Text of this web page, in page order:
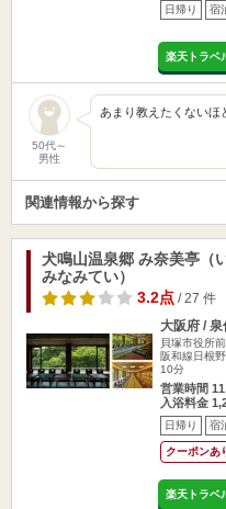
日帰り 宿
楽天トラベ
50代～
男性
あまり教えたくないほ
関連情報から探す
犬鳴山温泉郷 み奈美亭（
みなみてい）
3.2点/ 27 件
大阪府 /
貝塚市役所
阪和線日根
10分
営業時間
入浴料金
日帰り 宿
クーポンあ
楽天トラベ